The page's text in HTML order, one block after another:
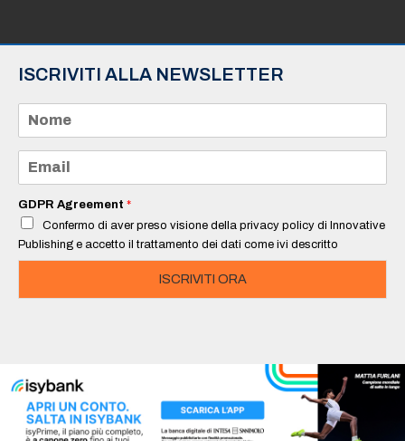
ISCRIVITI ALLA NEWSLETTER
m
e
a
i
*
GDPR Agreement *
Confermo di aver preso visione della privacy policy di Innovative
Publishing e accetto il trattamento dei dati come ivi descritto
ISCRIVITI ORA